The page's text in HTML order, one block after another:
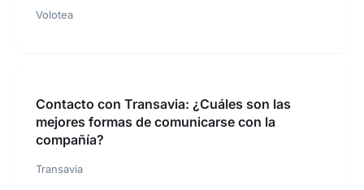
Volotea
Contacto con Transavia: ¿Cuáles son las
mejores formas de comunicarse con la
compañía?
Transavia